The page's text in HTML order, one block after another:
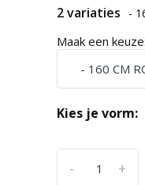
2 variaties -
Maak een keuze:
Kies je vorm:
+
-